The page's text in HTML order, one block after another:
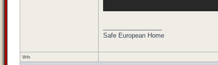
Safe European Home
Vrh